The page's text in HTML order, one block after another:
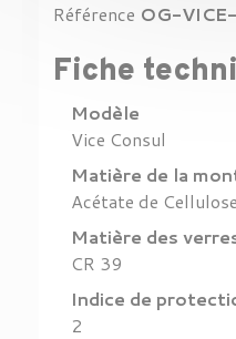
Référence OG-
Fiche
Modèle
Vice Consul
Matière de la
Acétate de Cellulose
Matière des
CR 39
Indice de
2